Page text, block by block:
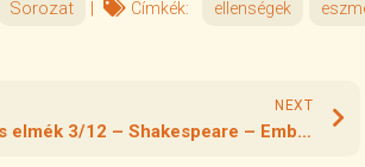
Sorozat | Címkék: ellenségek
NEXT
Gyilkos elmék 3/12 – Shakespeare – Emberismeret